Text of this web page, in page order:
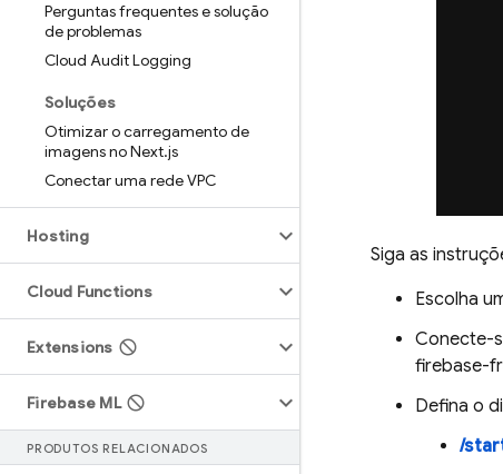
Perguntas frequentes e solução
de problemas
Cloud Audit Logging
Soluções
Otimizar o carregamento de
imagens no Next.js
Conectar uma rede VPC
Hosting
Cloud Functions
Extensions
Firebase ML
PRODUTOS RELACIONADOS
Siga as
Escolha
Conecte-
firebase-
Defina o
/